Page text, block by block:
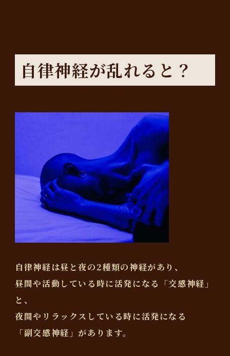
自律神経が乱れると？
自律神経は昼と夜の2種類の神経があり、
昼間や活動している時に活発になる「交感神経」
と、
夜間やリラックスしている時に活発になる
「副交感神経」があります。